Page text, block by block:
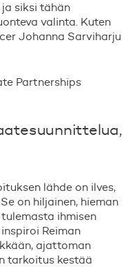
ja siksi tähän
valinta. Kuten
Johanna Sarviharju
Partnerships
lähde on ilves,
on hiljainen, hieman
tulemasta ihmisen
inspiroi Reiman
ään, ajattoman
tarkoitus kestää